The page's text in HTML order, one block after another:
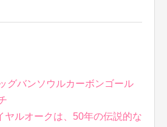
グバンソウルカーボンゴール
ヤルオークは、50年の伝説的な